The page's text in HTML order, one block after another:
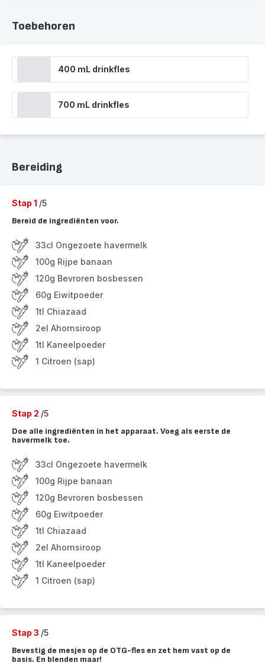
Toebehoren
400 mL drinkfles
700 mL drinkfles
Bereiding
Stap 1 /5
Bereid de ingrediënten voor.
33cl Ongezoete havermelk
100g Rijpe banaan
120g Bevroren bosbessen
60g Eiwitpoeder
1tl Chiazaad
2el Ahornsiroop
1tl Kaneelpoeder
1 Citroen (sap)
Stap 2 /5
Doe alle ingrediënten in het apparaat. Voeg als eerste de
havermelk toe.
33cl Ongezoete havermelk
100g Rijpe banaan
120g Bevroren bosbessen
60g Eiwitpoeder
1tl Chiazaad
2el Ahornsiroop
1tl Kaneelpoeder
1 Citroen (sap)
Stap 3 /5
Bevestig de mesjes op de OTG-fles en zet hem vast op de
basis. En blenden maar!